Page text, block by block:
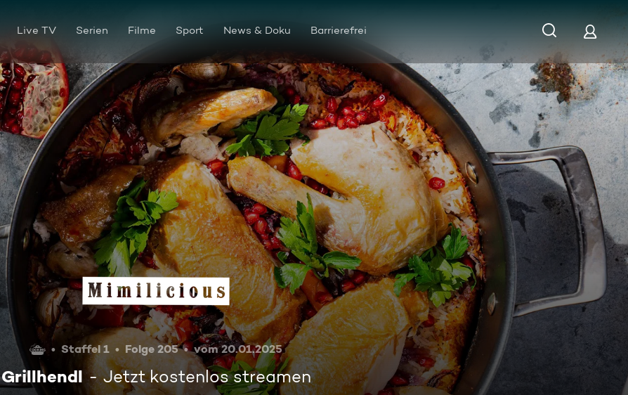
Live TV Serien Filme Sport News & Doku Barrierefrei
Grillhendl
Staffel 1 Folge 205 vom 20.01.2025
Grillhendl Jetzt kostenlos streamen